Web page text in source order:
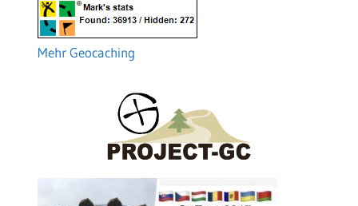
Mehr Geocaching